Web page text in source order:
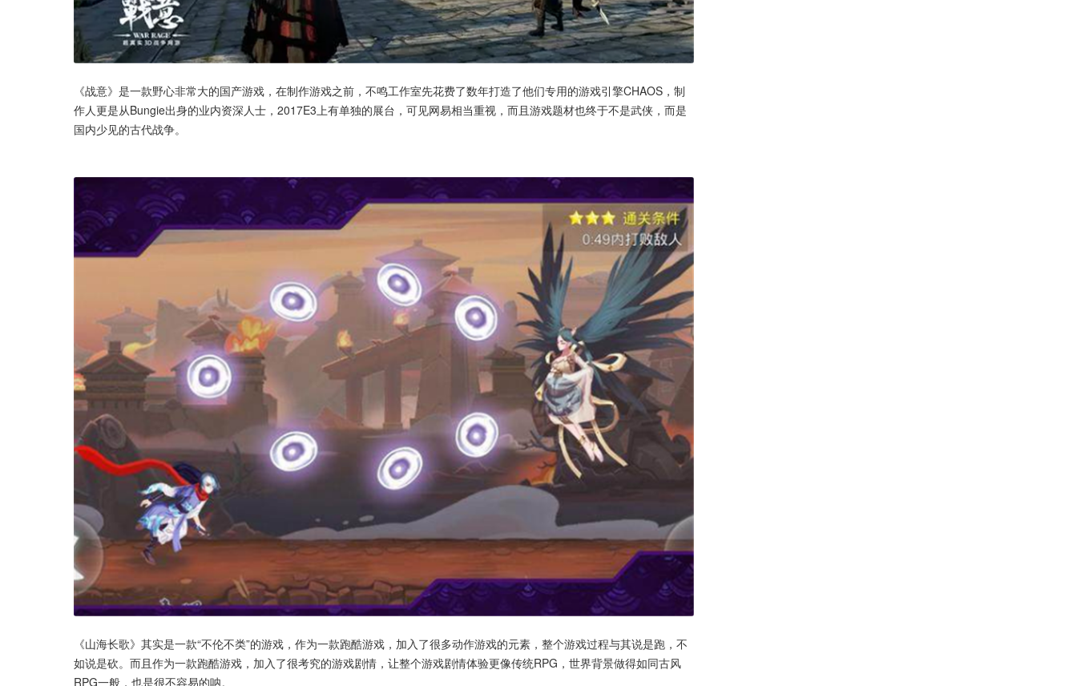
《战意》是一款野心非常大的国产游戏，在制作游戏之前，不鸣工作室先花费了数年打造了他们专用的游戏引擎CHAOS，制
作人更是从Bungie出身的业内资深人士，2017E3上有单独的展台，可见网易相当重视，而且游戏题材也终于不是武侠，而是
国内少见的古代战争。
《山海长歌》其实是一款“不伦不类”的游戏，作为一款跑酷游戏，加入了很多动作游戏的元素，整个游戏过程与其说是跑，不
如说是砍。而且作为一款跑酷游戏，加入了很考究的游戏剧情，让整个游戏剧情体验更像传统RPG，世界背景做得如同古风
RPG一般，也是很不容易的呐。